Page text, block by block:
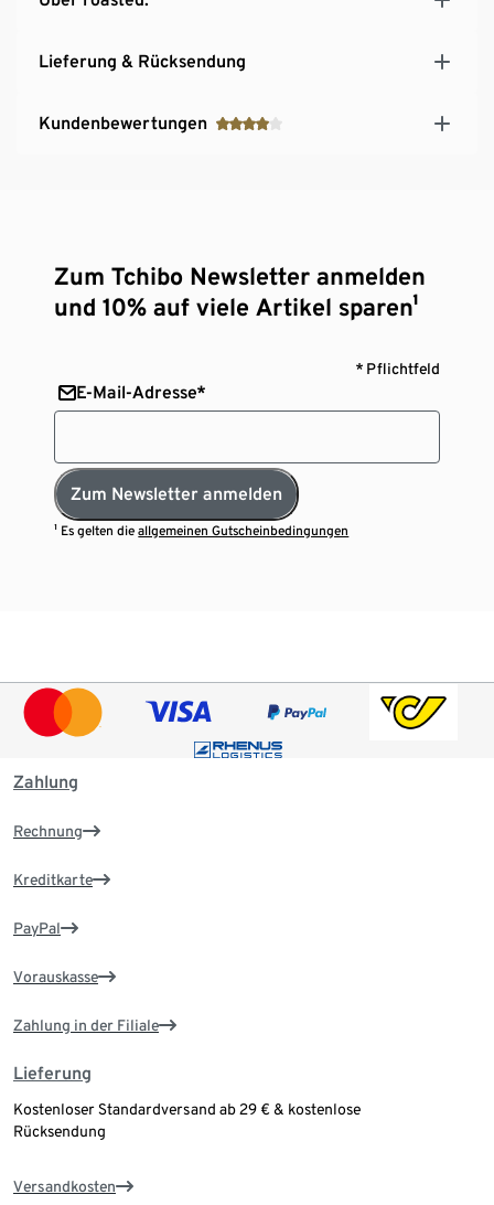
Lieferung & Rücksendung
Kundenbewertungen
Zum Tchibo Newsletter anmelden
und 10% auf viele Artikel sparen¹
* Pflichtfeld
E-Mail-Adresse*
Zum Newsletter anmelden
¹ Es gelten dieallgemeinen Gutscheinbedingungen
Zahlung
Rechnung
Kreditkarte
PayPal
Vorauskasse
Zahlung in der Filiale
Lieferung
Kostenloser Standardversand ab 29 € & kostenlose
Rücksendung
Versandkosten